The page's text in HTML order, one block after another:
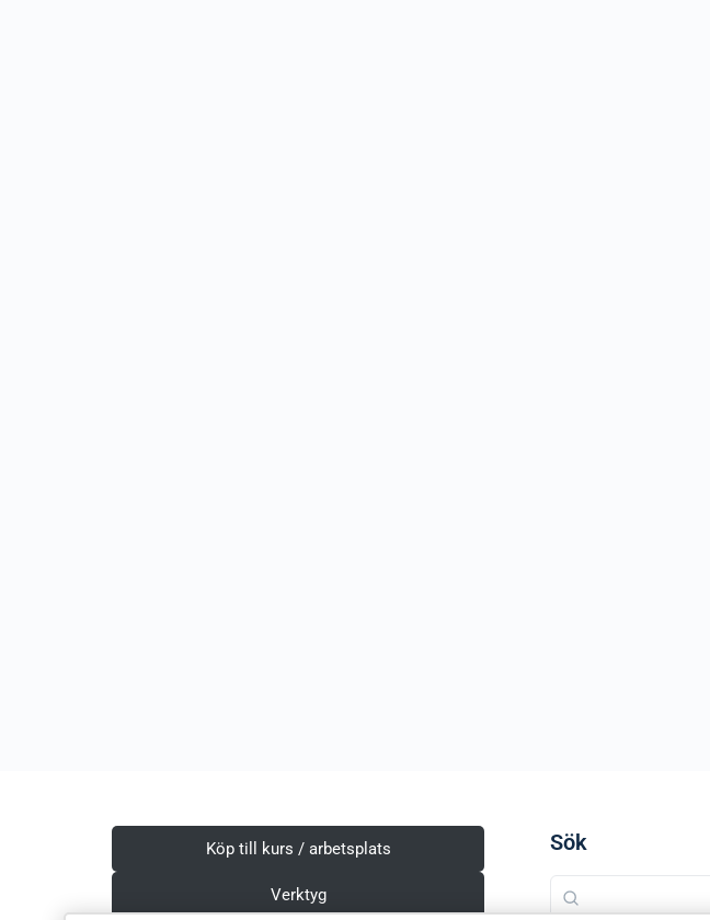
Köp till kurs / arbetsplats
Verktyg
Sök